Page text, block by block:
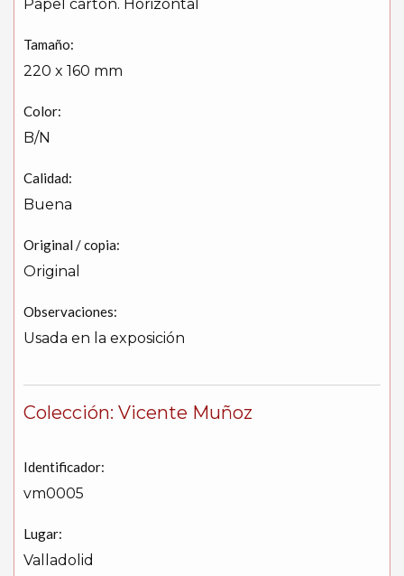
Papel cartón. Horizontal
Tamaño:
220 x 160 mm
Color:
B/N
Calidad:
Buena
Original / copia:
Original
Observaciones:
Usada en la exposición
Colección: Vicente Muñoz
Identificador:
vm0005
Lugar:
Valladolid